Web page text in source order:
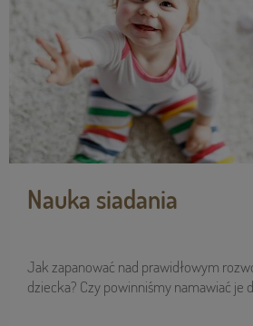
Nauka siadania
Jak zapanować nad prawidłowym
dziecka? Czy powinniśmy namawiać je